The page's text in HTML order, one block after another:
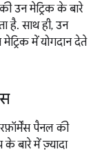
उन मेट्रिक के बारे
है. साथ ही, उन
में योगदान देते
पैनल की
बारे में ज़्यादा